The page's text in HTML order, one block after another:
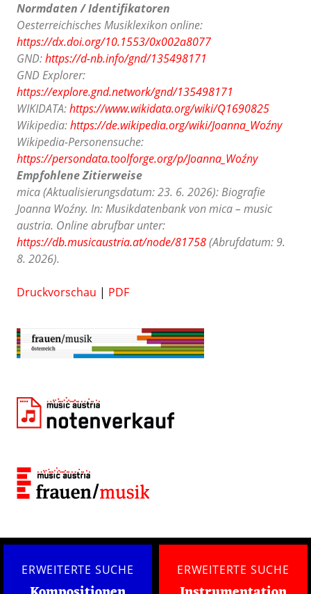
Normdaten / Identifikatoren
Oesterreichisches Musiklexikon online:
https://dx.doi.org/10.1553/0x002a8077
GND:https://d-nb.info/gnd/135498171
GND Explorer:
https://explore.gnd.network/gnd/135498171
WIKIDATA:https://www.wikidata.org/wiki/Q1690825
Wikipedia:https://de.wikipedia.org/wiki/Joanna_Woźny
Wikipedia-Personensuche:
https://persondata.toolforge.org/p/Joanna_Woźny
Empfohlene Zitierweise
mica (Aktualisierungsdatum: 23. 6. 2026): Biografie
Joanna Woźny. In: Musikdatenbank von mica – music
austria. Online abrufbar unter:
https://db.musicaustria.at/node/81758(Abrufdatum: 9.
8. 2026).
Druckvorschau | PDF
ERWEITERTE SUCHE ERWEITERTE SUCHE